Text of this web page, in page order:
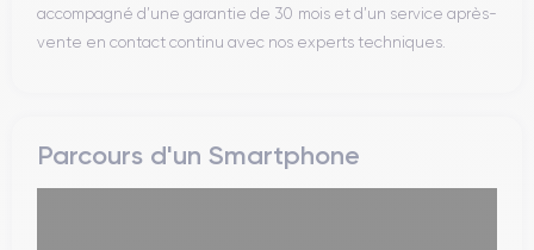
accompagné d’une garantie de 30 mois et d’un service après-
vente en contact continu avec nos experts techniques.
Parcours d'un Smartphone